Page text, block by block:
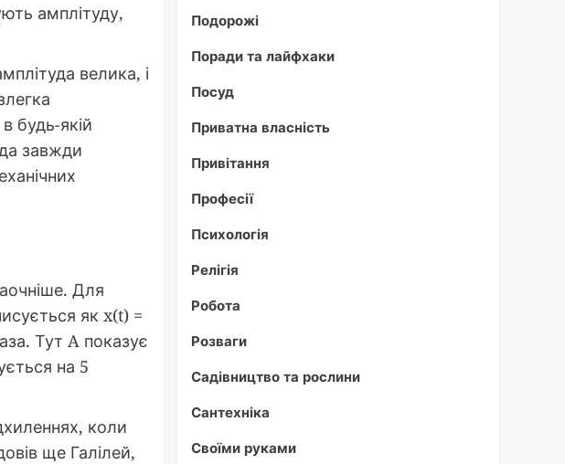
амплітуду,
велика, і
будь-якій
завжди
Для
як x(t) =
Тут A показує
на 5
коли
ще Галілей,
Подорожі
Поради та лайфхаки
Посуд
Приватна власність
Привітання
Професії
Психологія
Релігія
Робота
Розваги
Садівництво та рослини
Сантехніка
Своїми руками